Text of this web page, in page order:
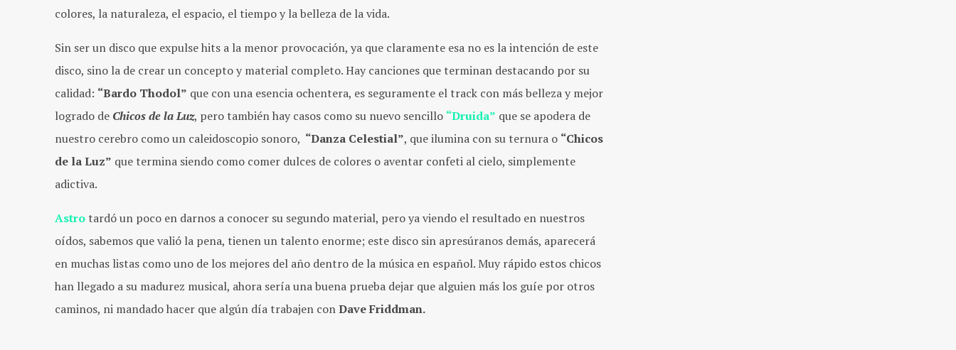
colores, la naturaleza, el espacio, el tiempo y la belleza de la vida.
Sin ser un disco que expulse hits a la menor provocación, ya que claramente esa no es la intención de este
disco, sino la de crear un concepto y material completo. Hay canciones que terminan destacando por su
calidad: “Bardo Thodol” que con una esencia ochentera, es seguramente el track con más belleza y mejor
logrado de Chicos de la Luz, pero también hay casos como su nuevo sencillo “Druida” que se apodera de
nuestro cerebro como un caleidoscopio sonoro, “Danza Celestial”, que ilumina con su ternura o “Chicos
de la Luz” que termina siendo como comer dulces de colores o aventar confeti al cielo, simplemente
adictiva.
Astro tardó un poco en darnos a conocer su segundo material, pero ya viendo el resultado en nuestros
oídos, sabemos que valió la pena, tienen un talento enorme; este disco sin apresúranos demás, aparecerá
en muchas listas como uno de los mejores del año dentro de la música en español. Muy rápido estos chicos
han llegado a su madurez musical, ahora sería una buena prueba dejar que alguien más los guíe por otros
caminos, ni mandado hacer que algún día trabajen conDave Friddman.